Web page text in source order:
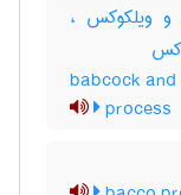
ویلکوکس ،
babcock
process